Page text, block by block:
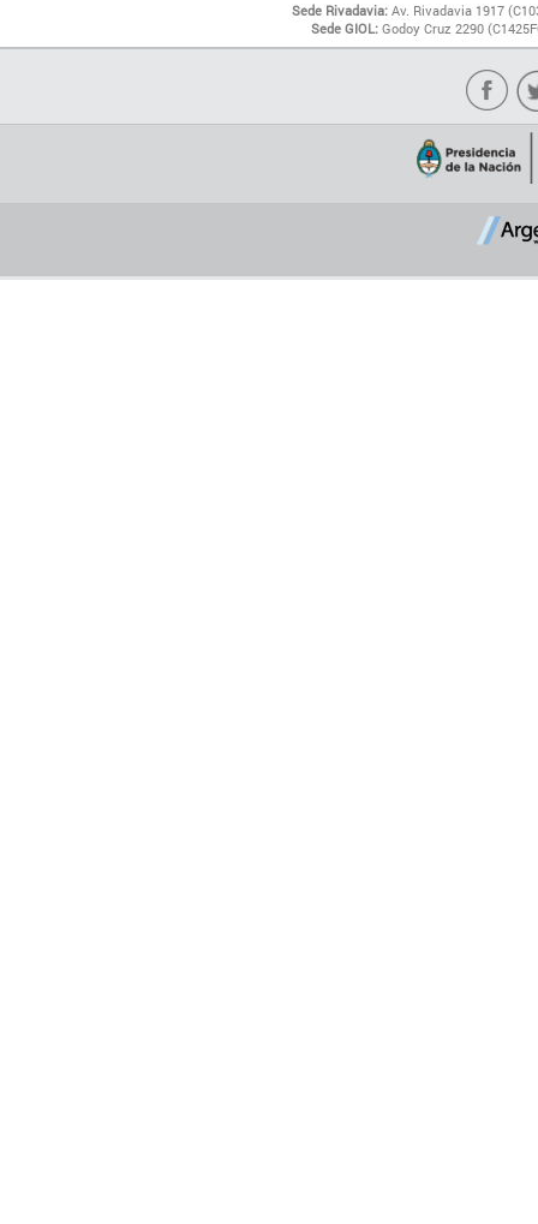
Sede Rivadavia: Av. Rivadavia 1917
Sede GIOL: Godoy Cruz 2290